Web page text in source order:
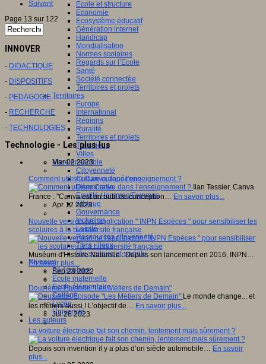
Ecole et structure
Economie
Ecosystème éducatif
Génération internet
Handicap
Mondialisation
Normes scolaires
Regards sur l’Ecole
Santé
Société connectée
Territoires et projets
Territoires
Europe
International
Régions
Ruralité
Territoires et projets
Tiers lieux
Villes
Vivre ensemble
Citoyenneté
Culture européenne
Démocratie
Egalité Hommes/Femmes
Ethique
Gouvernance
Inclusion
Laïcité
Ressources citoyenneté
Tiers - lieux
Vie scolaire et sociale
Niveaux
Périscolaire
Ecole maternelle
Ecole élémentaire
Collège
Lycée
Université
Les auteurs
Suivant
Page 13 sur 122
INNOVER
- DIDACTIQUE
- DISPOSITIFS
- PEDAGOGIE
- RECHERCHE
- TECHNOLOGIES
Technologie - Les plus lus
Mar 02 2023
Comment utiliser Canva dans l’enseignement ?
Ilan Tessier, Canva
France : "Canva est un outil de conception… En savoir plus...
Apr 12 2023
Nouvelle version de l'application " INPN Espèces " pour sensibiliser les
scolaires à la biodiversité française
Muséum d'Histoire Naturelle : Depuis son lancement en 2016, INPN…
En savoir plus...
Sep 28 2022
Douzième Épisode "Les Métiers de Demain"
Le monde change... et
les métiers aussi ! L'objectif de… En savoir plus...
Jul 26 2023
La voiture électrique fait son chemin, lentement mais sûrement ?
Depuis son invention il y a plus d’un siècle automobile… En savoir
plus...